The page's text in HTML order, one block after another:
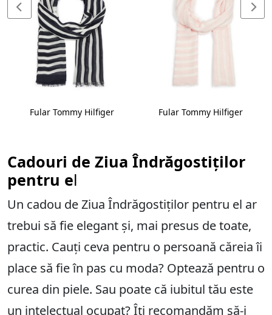
Fular Tommy Hilfiger Fular Tommy Hilfiger
Cadouri de Ziua Îndrăgostiților
pentru el
Un cadou de Ziua Îndrăgostiților pentru el ar
trebui să fie elegant și, mai presus de toate,
practic. Cauți ceva pentru o persoană căreia îi
place să fie în pas cu moda? Optează pentru o
curea din piele. Sau poate că iubitul tău este
un intelectual ocupat? Îți recomandăm să-i